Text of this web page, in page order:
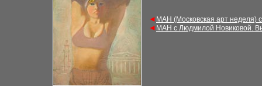
◄ МАН (Московская арт неделя)
◄ МАН с Людмилой Новиковой.